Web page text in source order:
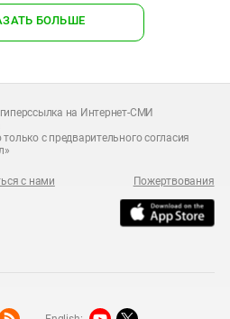
БОЛЬШЕ
на Интернет-СМИ
с предварительного согласия
с нами Пожертвования